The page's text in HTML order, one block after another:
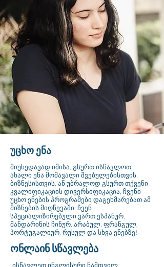
უცხო ენა
მიუხედავად იმისა, გსურთ ისწავლოთ
ახალი ენა მომავალი შვებულებისთვის,
ბიზნესისთვის, ან უბრალოდ გსურთ თქვენი
კვალიფიკაციის დივერსიფიკაცია, ჩვენი
უცხო ენების პროგრამები დაგეხმარებათ ამ
მიზნების მიღწევაში. ჩვენ
სპეციალიზირებული ვართ ესპანურ,
მანდარინის ჩინურ, არაბულ, ფრანგულ,
პორტუგალიურ, რუსულ და სხვა ენებზე!
ონლაინ სწავლება
ისწავლეთ ინგლისური ნამდვილ